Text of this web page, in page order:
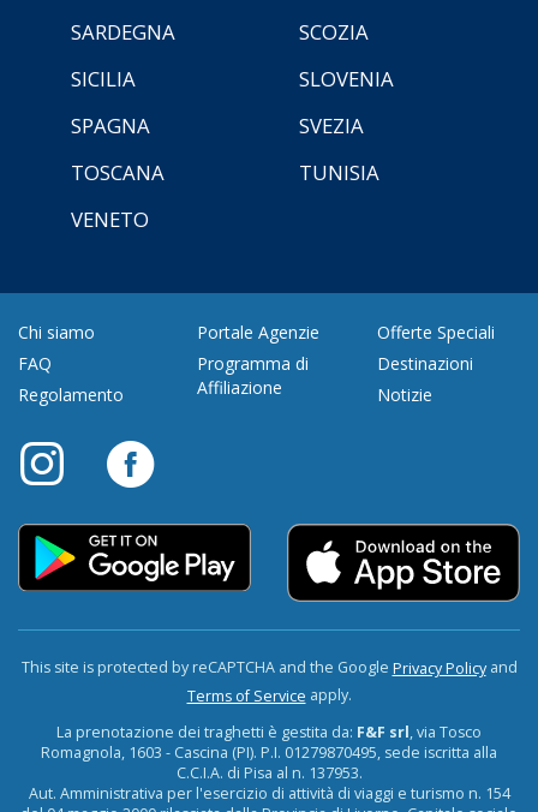
SARDEGNA
SCOZIA
SICILIA
SLOVENIA
SPAGNA
SVEZIA
TOSCANA
TUNISIA
VENETO
Chi siamo
FAQ
Regolamento
Portale Agenzie
Programma di
Affiliazione
Offerte Speciali
Destinazioni
Notizie
This site is protected by reCAPTCHA and the Google Privacy Policyand
Terms of Service apply.
La prenotazione dei traghetti è gestita da: F&F srl, via Tosco
Romagnola, 1603 - Cascina (PI). P.I. 01279870495, sede iscritta alla
C.C.I.A. di Pisa al n. 137953.
Aut. Amministrativa per l'esercizio di attività di viaggi e turismo n. 154